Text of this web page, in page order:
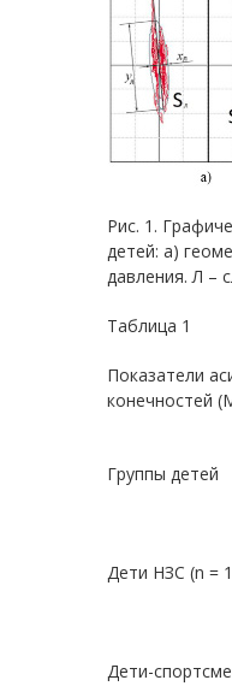
Рис. 1.
детей: а)
давления. Л –
Таблица 1
Показатели
конечностей
Группы детей
Дети НЗС (n =
Дети-